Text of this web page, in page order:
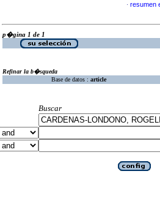
· resumen
p�gina 1 de 1
Refinar la b�squeda
Base de datos : article
Buscar